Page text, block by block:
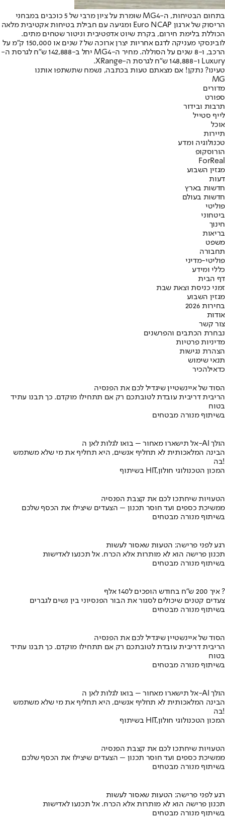
בתחום הבטיחות, ה-MG4 שומרת על ציון מרבי של 5 כוכבים במבחני
הריסוק של ארגון Euro NCAP ומגיעה עם חבילת בטיחות אקטיבית מלאה
הכוללת בלימת חירום, בקרת שיוט אדפטיבית וניטור שטחים מתים.
לובינסקי מעניקה לדגם אחריות יצרן ארוכה של 7 שנים או 150,000 ק”מ על
הרכב, ו-8 שנים על הסוללה. מחיר ה-MG4 יחל ב-142,888 ש”ח לגרסת ה-
Luxury ו-148,888 ש”ח לגרסת ה-XRange.
טעינו? נתקן! אם מצאתם טעות בכתבה, נשמח שתשתפו אותנו
MG
מדורים
ספורט
תרבות ובידור
לייף סטייל
אוכל
תיירות
טכנולוגיה ומדע
הורוסקופ
ForReal
מגזין השבוע
דעות
חדשות בארץ
חדשות בעולם
פוליטי
ביטחוני
חינוך
בריאות
משפט
תחבורה
פוליטי-מדיני
כללי ומידע
דף הבית
זמני כניסת וצאת שבת
מגזין השבוע
בחירות 2026
אודות
צור קשר
נבחרת הכתבים והפרשנים
מדיניות פרטיות
הצהרת נגישות
תנאי שימוש
כדאילהכיר
הסוד של איינשטיין שיגדיל לכם את הפנסיה
הריבית דריבית עובדת לטובתכם רק אם תתחילו מוקדם. כך תבנו עתיד
בטוח
בשיתוף מנורה מבטחים
אל תישארו מאחור – בואו לגלות לאן ה-AI הולך
הבינה המלאכותית לא תחליף אנשים, היא תחליף את מי שלא משתמש
בה!
בשיתוף HIT,המכון הטכנולוגי חולון
הטעויות שיחתכו לכם את קצבת הפנסיה
ממשיכת כספים ועד חוסר תכנון – הצעדים שיצילו את הכסף שלכם
בשיתוף מנורה מבטחים
רגע לפני פרישה: הטעות שאסור לעשות
תכנון פרישה הוא לא מותרות אלא הכרח. אל תכנעו לאדישות
בשיתוף מנורה מבטחים
איך 200 ש"ח בחודש הופכים ל140 אלף ?
צעדים קטנים שיכולים לסגור את הבור הפנסיוני בין נשים לגברים
בשיתוף מנורה מבטחים
הסוד של איינשטיין שיגדיל לכם את הפנסיה
הריבית דריבית עובדת לטובתכם רק אם תתחילו מוקדם. כך תבנו עתיד
בטוח
בשיתוף מנורה מבטחים
אל תישארו מאחור – בואו לגלות לאן ה-AI הולך
הבינה המלאכותית לא תחליף אנשים, היא תחליף את מי שלא משתמש
בה!
בשיתוף HIT,המכון הטכנולוגי חולון
הטעויות שיחתכו לכם את קצבת הפנסיה
ממשיכת כספים ועד חוסר תכנון – הצעדים שיצילו את הכסף שלכם
בשיתוף מנורה מבטחים
רגע לפני פרישה: הטעות שאסור לעשות
תכנון פרישה הוא לא מותרות אלא הכרח. אל תכנעו לאדישות
בשיתוף מנורה מבטחים